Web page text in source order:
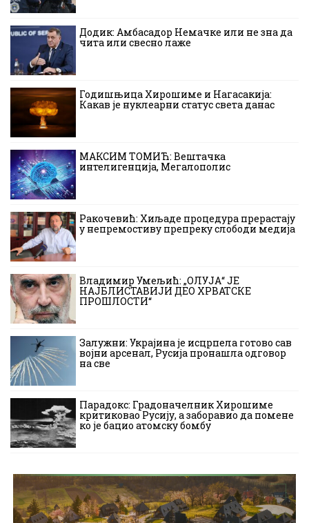
Додик: Амбасадор Немачке или не зна да
чита или свесно лаже
Годишњица Хирошиме и Нагасакија:
Какав је нуклеарни статус света данас
МАКСИМ ТОМИЋ: Вештачка
интелигенција, Мегалополис
Ракочевић: Хиљаде процедура прерастају
у непремостиву препреку слободи медија
Владимир Умељић: „ОЛУЈА“ ЈЕ
НАЈБЛИСТАВИЈИ ДЕО ХРВАТСКЕ
ПРОШЛОСТИ“
Залужни: Украјина је исцрпела готово сав
војни арсенал, Русија пронашла одговор
на све
Парадокс: Градоначелник Хирошиме
критиковао Русију, а заборавио да помене
ко је бацио атомску бомбу